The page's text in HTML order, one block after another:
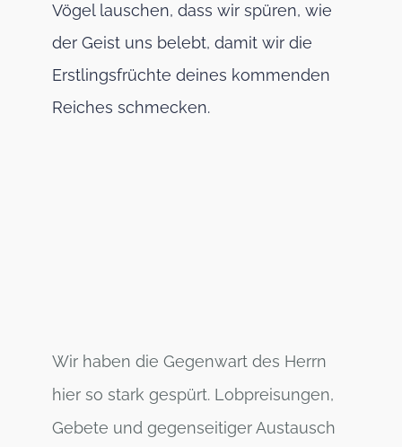
Vögel lauschen, dass wir spüren, wie
der Geist uns belebt, damit wir die
Erstlingsfrüchte deines kommenden
Reiches schmecken.
Wir haben die Gegenwart des Herrn
hier so stark gespürt. Lobpreisungen,
Gebete und gegenseitiger Austausch